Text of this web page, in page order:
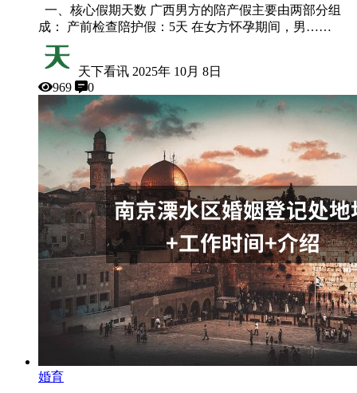
一、核心假期天数 广西男方的陪产假主要由两部分组
成： 产前检查陪护假：5天 在女方怀孕期间，男……
天下看讯 2025年 10月 8日
969
0
婚育